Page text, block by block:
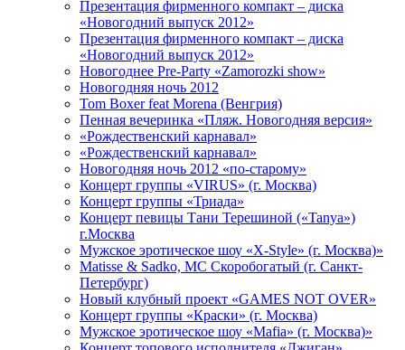
Презентация фирменного компакт – диска
«Новогодний выпуск 2012»
Презентация фирменного компакт – диска
«Новогодний выпуск 2012»
Новогоднее Pre-Party «Zamorozki show»
Новогодняя ночь 2012
Tom Boxer feat Morena (Венгрия)
Пенная вечеринка «Пляж. Новогодняя версия»
«Рождественский карнавал»
«Рождественский карнавал»
Новогодняя ночь 2012 «по-старому»
Концерт группы «VIRUS» (г. Москва)
Концерт группы «Триада»
Концерт певицы Тани Терешиной («Tanya»)
г.Москва
Мужское эротическое шоу «X-Style» (г. Москва)»
Matissе & Sadko, MC Скоробогатый (г. Санкт-
Петербург)
Новый клубный проект «GAMES NOT OVER»
Концерт группы «Краски» (г. Москва)
Мужское эротическое шоу «Mafia» (г. Москва)»